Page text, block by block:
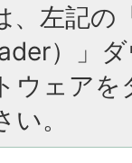
、左記の
）」
ウェア
。